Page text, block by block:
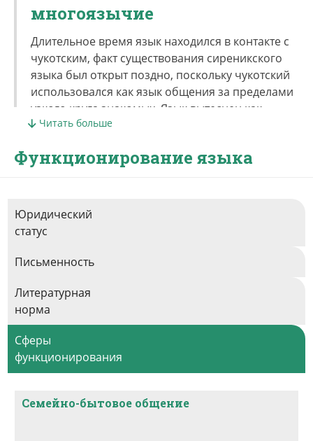
многоязычие
Длительное время язык находился в контакте с
чукотским, факт существования сиреникского
языка был открыт поздно, поскольку чукотский
использовался как язык общения за пределами
узкого круга знакомых. Язык вытеснен как
чукотским, так и русским.
Читать больше
Функционирование языка
Юридический
статус
Письменность
Литературная
норма
Сферы
функционирования
Семейно-бытовое общение